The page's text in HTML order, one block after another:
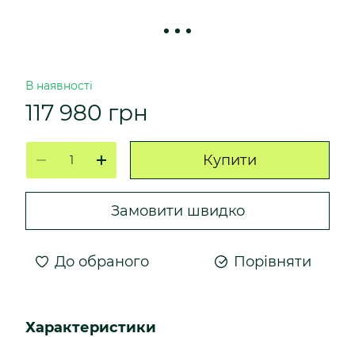
В наявності
117 980 грн
Купити
Замовити швидко
До обраного Порівняти
Характеристики